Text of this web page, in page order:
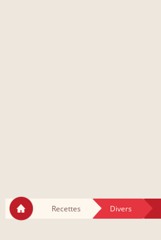
Recettes Divers